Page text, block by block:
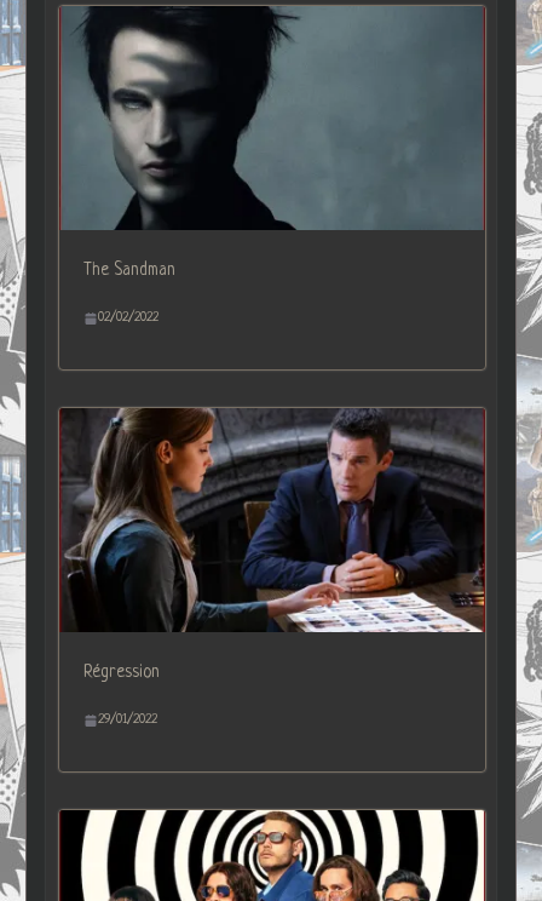
The Sandman
02/02/2022
Régression
29/01/2022